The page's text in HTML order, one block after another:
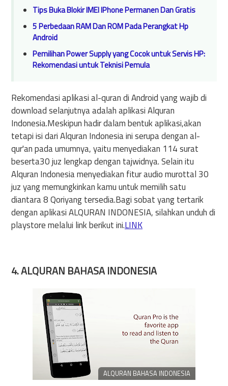
Tips Buka Blokir IMEI IPhone Permanen Dan Gratis
5 Perbedaan RAM Dan ROM Pada Perangkat Hp
Android
Pemilihan Power Supply yang Cocok untuk Servis HP:
Rekomendasi untuk Teknisi Pemula
Rekomendasi aplikasi al-quran di Android yang wajib di
download selanjutnya adalah aplikasi Alquran
Indonesia.Meskipun hadir dalam bentuk aplikasi,akan
tetapi isi dari Alquran Indonesia ini serupa dengan al-
qur'an pada umumnya, yaitu menyediakan 114 surat
beserta30 juz lengkap dengan tajwidnya. Selain itu
Alquran Indonesia menyediakan fitur audio murottal 30
juz yang memungkinkan kamu untuk memilih satu
diantara 8 Qoriyang tersedia.Bagi sobat yang tertarik
dengan aplikasi ALQURAN INDONESIA, silahkan unduh di
playstore melalui link berikut ini.LINK
4. ALQURAN BAHASA INDONESIA
ALQURAN BAHASA INDONESIA